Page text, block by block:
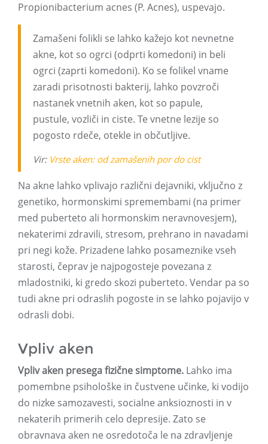
Propionibacterium acnes (P. Acnes), uspevajo.
Zamašeni folikli se lahko kažejo kot nevnetne
akne, kot so ogrci (odprti komedoni) in beli
ogrci (zaprti komedoni). Ko se folikel vname
zaradi prisotnosti bakterij, lahko povzroči
nastanek vnetnih aken, kot so papule,
pustule, vozliči in ciste. Te vnetne lezije so
pogosto rdeče, otekle in občutljive.
Vir: Vrste aken: od zamašenih por do cist
Na akne lahko vplivajo različni dejavniki, vključno z
genetiko, hormonskimi spremembami (na primer
med puberteto ali hormonskim neravnovesjem),
nekaterimi zdravili, stresom, prehrano in navadami
pri negi kože. Prizadene lahko posameznike vseh
starosti, čeprav je najpogosteje povezana z
mladostniki, ki gredo skozi puberteto. Vendar pa so
tudi akne pri odraslih pogoste in se lahko pojavijo v
odrasli dobi.
Vpliv aken
Vpliv aken presega fizične simptome. Lahko ima
pomembne psihološke in čustvene učinke, ki vodijo
do nizke samozavesti, socialne anksioznosti in v
nekaterih primerih celo depresije. Zato se
obravnava aken ne osredotoča le na zdravljenje